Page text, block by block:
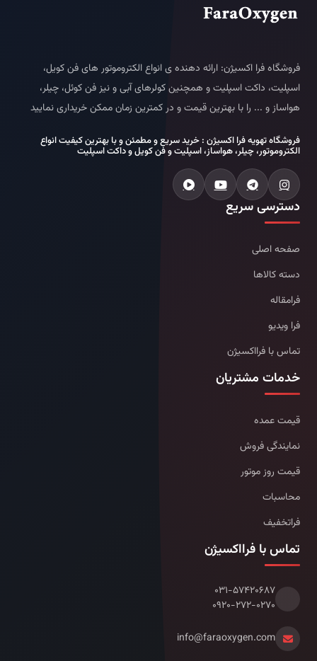
فروشگاه فرا اکسیژن: ارائه دهنده ی انواع الکتروموتور های فن کویل،
اسپلیت، داکت اسپلیت و همچنین کولرهای آبی و نیز فن کوئل، چیلر،
هواساز و ... را با بهترین قیمت و در کمترین زمان ممکن خریداری نمایید
فروشگاه تهویه فرا اکسیژن : خرید سریع و مطمئن و با بهترین کیفیت انواع
الکتروموتور، چیلر، هواساز، اسپلیت و فن کویل و داکت اسپلیت
دسترسی سریع
صفحه اصلی
دسته کالاها
فرامقاله
فرا ویدیو
تماس با فرااکسیژن
خدمات مشتریان
قیمت عمده
نمایندگی فروش
قیمت روز موتور
محاسبات
فراتخفیف
تماس با فرااکسیژن
۰۳۱-۵۷۴۲۰۶۸۷
۰۹۲۰-۲۷۲-۰۲۷۰
info@faraoxygen.com